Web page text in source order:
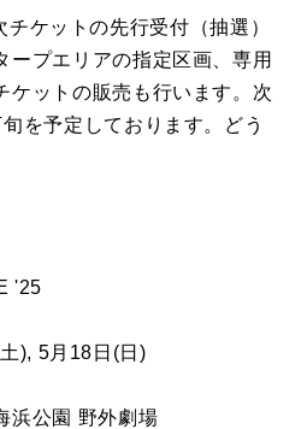
ケットの先行受付（抽選）
ープエリアの指定区画、専用
ケットの販売も行います。次
を予定しております。どう
'25
), 5月18日(日)
浜公園 野外劇場